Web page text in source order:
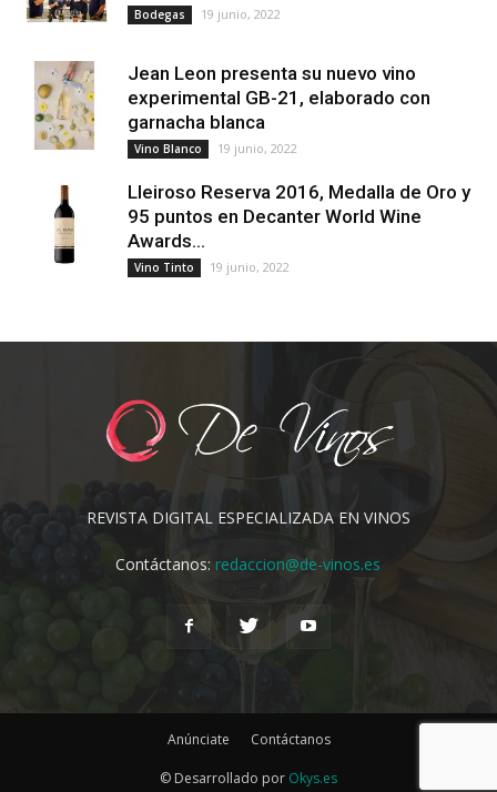
Bodegas 19 junio, 2022
Jean Leon presenta su nuevo vino
experimental GB-21, elaborado con
garnacha blanca
Vino Blanco 19 junio, 2022
Lleiroso Reserva 2016, Medalla de Oro y
95 puntos en Decanter World Wine
Awards...
Vino Tinto 19 junio, 2022
REVISTA DIGITAL ESPECIALIZADA EN VINOS
Contáctanos:redaccion@de-vinos.es
Anúnciate Contáctanos
© Desarrollado por Okys.es